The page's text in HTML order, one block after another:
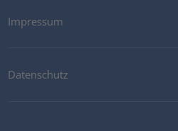
Impressum
Datenschutz